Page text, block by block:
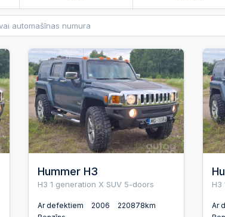
Hummer H3
H3 1 generation X SUV 5-doors
Ar defektiem 2006
220878km
H3
Ar